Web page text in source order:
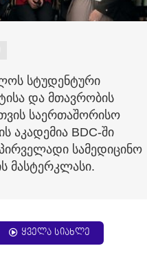
სტუდენტური
და მთავრობის
საერთაშორისო
აკადემია BDC-ში
სამედიცინო
მასტერკლასი.
ყველა სიახლე